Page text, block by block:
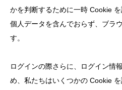
かを判断するために一時 Cookie
個人データを含んでおらず、ブラ
す。
ログインの際さらに、ログイン情
め、私たちはいくつかの Cookie